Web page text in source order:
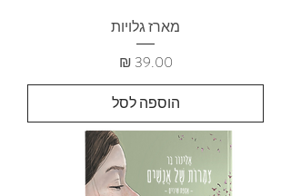
מארז גלויות
מחיר
הוספה לסל